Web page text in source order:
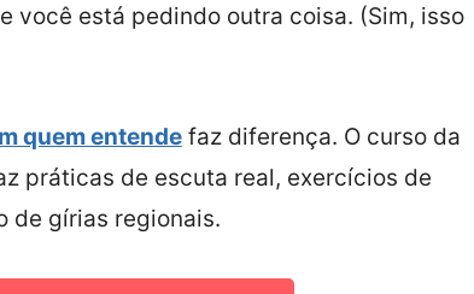
você está pedindo outra coisa. (Sim, isso
quem entendefaz diferença. O curso da
práticas de escuta real, exercícios de
de gírias regionais.